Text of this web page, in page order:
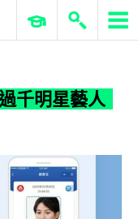
ERP 與商業 AI
千明星藝人